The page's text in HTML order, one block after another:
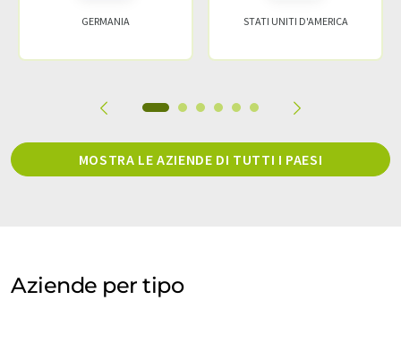
GERMANIA STATI UNITI D'AMERICA
MOSTRA LE AZIENDE DI TUTTI I PAESI
Aziende per tipo